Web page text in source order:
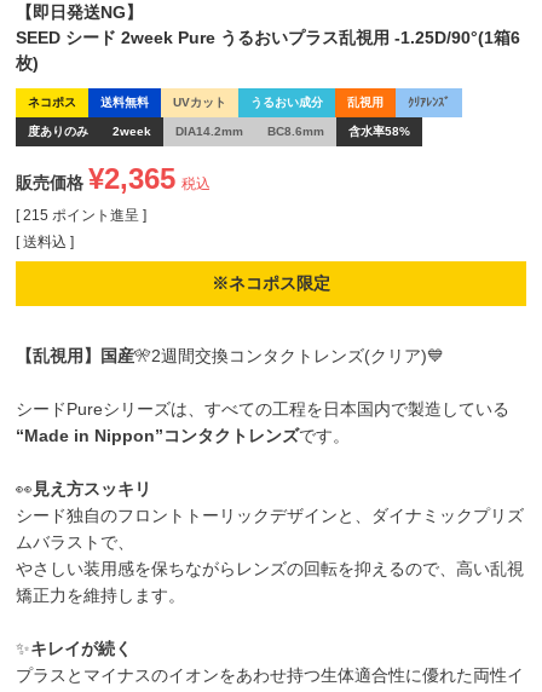
【即日発送NG】
SEED シード 2week Pure うるおいプラス乱視用 -1.25D/90°(1箱6
枚)
ネコポス 送料無料 UVカット うるおい成分 乱視用 ｸﾘｱﾚﾝｽﾞ
度ありのみ 2week DIA14.2mm BC8.6mm 含水率58%
販売価格 ¥2,365 税込
[ 215 ポイント進呈 ]
送料込
※ネコポス限定
【乱視用】国産🎌2週間交換コンタクトレンズ(クリア)💙
シードPureシリーズは、すべての工程を日本国内で製造している
“Made in Nippon”コンタクトレンズです。
👀見え方スッキリ
シード独自のフロントトーリックデザインと、ダイナミックプリズ
ムバラストで、
やさしい装用感を保ちながらレンズの回転を抑えるので、高い乱視
矯正力を維持します。
✨キレイが続く
プラスとマイナスのイオンをあわせ持つ生体適合性に優れた両性イ